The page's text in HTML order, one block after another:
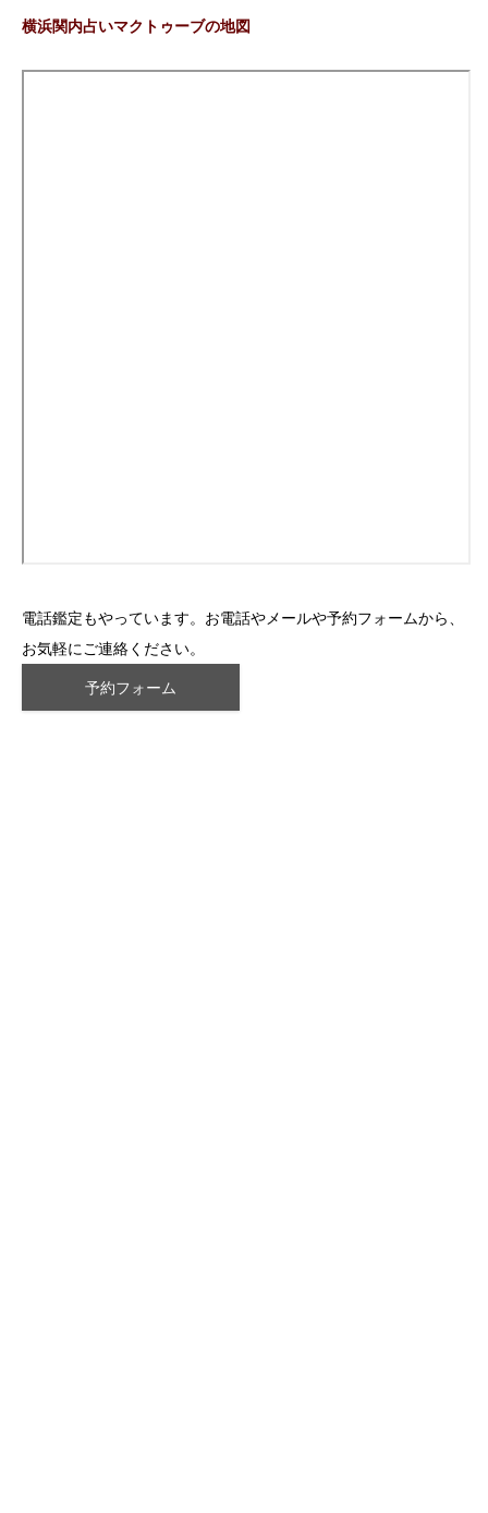
横浜関内占いマクトゥーブの地図
電話鑑定もやっています。お電話やメールや予約フォームから、
お気軽にご連絡ください。
予約フォーム